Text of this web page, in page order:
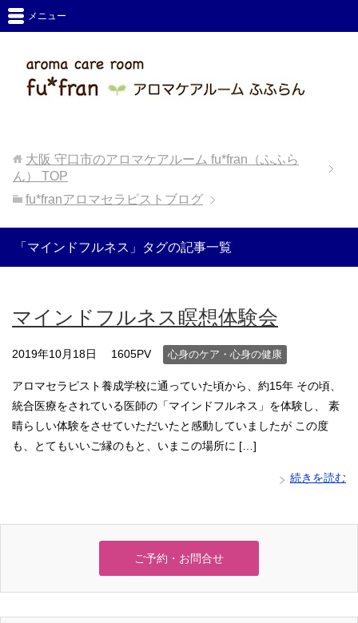
メニュー
大阪 守口市のアロマケアルーム fu*fran（ふふら
ん）
TOP
fu*franアロマセラピストブログ
「マインドフルネス」タグの記事一覧
マインドフルネス瞑想体験会
2019年10月18日 1605PV 心身のケア・心身の健康
アロマセラピスト養成学校に通っていた頃から、約15年 その頃、
統合医療をされている医師の「マインドフルネス」を体験し、 素
晴らしい体験をさせていただいたと感動していましたが この度
も、とてもいいご縁のもと、いまこの場所に […]
続きを読む
ご予約・お問合せ